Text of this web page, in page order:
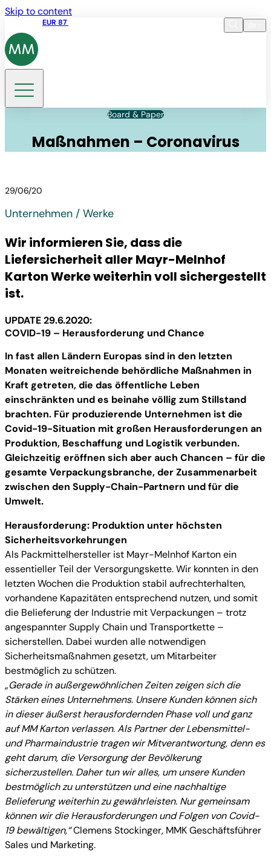
Skip to content
EUR 87
DE
Board & Paper
Maßnahmen – Coronavirus
Unternehmen / Werke
29/06/20
Wir informieren Sie, dass die
Liefersicherheit aller Mayr-Melnhof
Karton Werke weiterhin voll sichergestellt
ist.
UPDATE 29.6.2020:
COVID-19 – Herausforderung und Chance
In fast allen Ländern Europas sind in den letzten
Monaten weitreichende behördliche Maßnahmen in
Kraft getreten, die das öffentliche Leben
einschränkten und es beinahe völlig zum Stillstand
brachten. Für produzierende Unternehmen ist die
Covid-19-Situation mit großen Herausforderungen an
Produktion, Beschaffung und Logistik verbunden.
Gleichzeitig eröffnen sich aber auch Chancen – für die
gesamte Verpackungsbranche, der Zusammenarbeit
zwischen den Supply-Chain-Partnern und für die
Umwelt.
Herausforderung: Produktion unter höchsten
Sicherheitsvorkehrungen
Als Packmittelhersteller ist Mayr-Melnhof Karton ein
essentieller Teil der Versorgungskette. Wir konnten in den
letzten Wochen die Produktion stabil aufrechterhalten,
vorhandene Kapazitäten entsprechend nutzen, und somit
die Belieferung der Industrie mit Verpackungen – trotz
angespannter Supply Chain und Transportkette –
sicherstellen. Dabei wurden alle notwendigen
Sicherheitsmaßnahmen gesetzt, um Mitarbeiter
bestmöglich zu schützen.
„Gerade in außergewöhnlichen Zeiten zeigen sich die
Stärken eines Unternehmens. Unsere Kunden können sich
in dieser äußerst herausfordernden Phase voll und ganz
auf MM Karton verlassen. Als Partner der Lebensmittel-
und Pharmaindustrie tragen wir Mitverantwortung, denn es
geht darum, die Versorgung der Bevölkerung
sicherzustellen. Daher tun wir alles, um unsere Kunden
bestmöglich zu unterstützen und eine nachhaltige
Belieferung weiterhin zu gewährleisten. Nur gemeinsam
können wir die Herausforderungen und Folgen von Covid-
19 bewältigen,“Clemens Stockinger, MMK Geschäftsführer
Sales und Marketing.